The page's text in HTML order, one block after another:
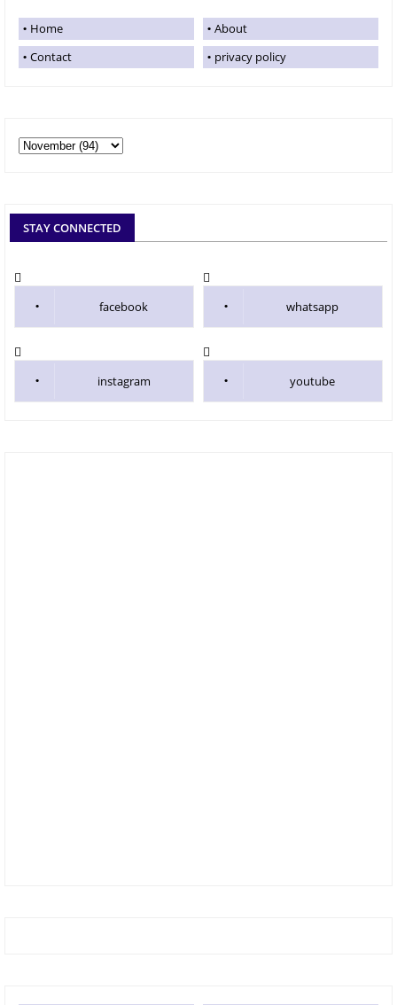
Home
About
Contact
privacy policy
STAY CONNECTED
facebook whatsapp
instagram youtube